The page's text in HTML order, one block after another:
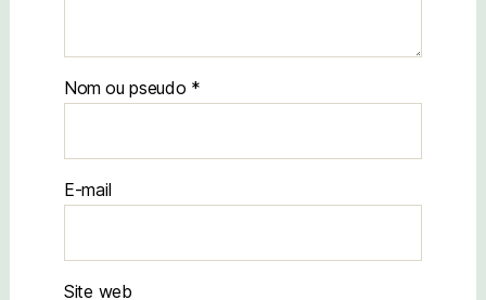
Nom
E-mail
Site web